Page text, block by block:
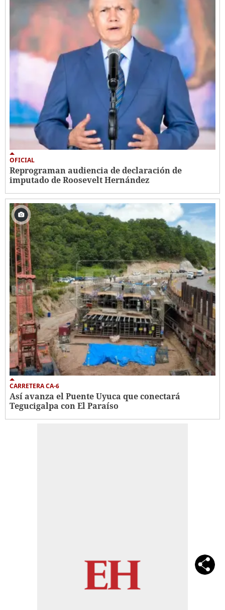
OFICIAL
Reprograman audiencia de declaración de
imputado de Roosevelt Hernández
CARRETERA CA-6
Así avanza el Puente Uyuca que conectará
Tegucigalpa con El Paraíso